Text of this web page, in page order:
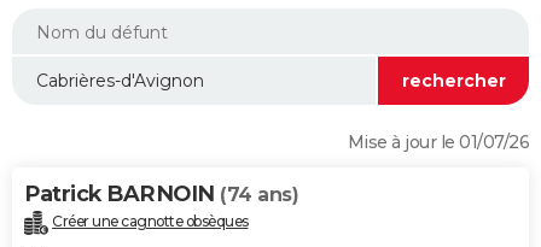
Forum
Aménagement intérieur
Extérieur
Cuisine
Salle de bains
Jardinage
Rangement
WEEK-END
Guides de France
Escapades
Patrimoine
Expositions
Musées
Week-end nature
LIFESTYLE
Alimentation
Guide de la santé
Maladies
Médicaments
Sommeil
VOYAGE
Destinations
City break
Voyage nature
Voyage de noces
Forum
Climat
+PHOTO
Mise à jour le 01/07/26
Patrick BARNOIN (74 ans)
Créer une cagnotte obsèques